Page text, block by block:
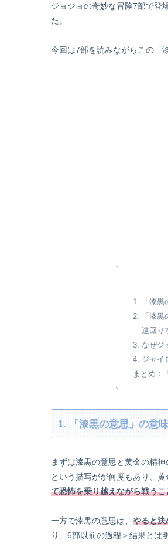
ジョジョの奇妙な冒険7部で登
た。
今回は7部を読みながらこの「
1. 「漆黒
2. 「漆黒
遠回り
3. なぜジ
4. ジャイ
まとめ：
1. 「漆黒の意思」の意
まずは漆黒の意思と黄金の精
という描写がが何度もあり、黄
て恐怖を乗り越えながら戦うこ
一方で漆黒の意思は、 やると決
り、6部以前の過程＞結果とは